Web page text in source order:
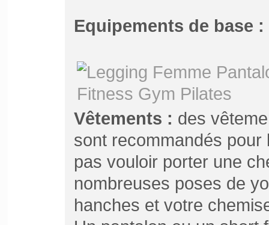
Equipements de base :
Vêtements : des
sont recommandés pour
pas vouloir porter une
nombreuses poses de
hanches et votre